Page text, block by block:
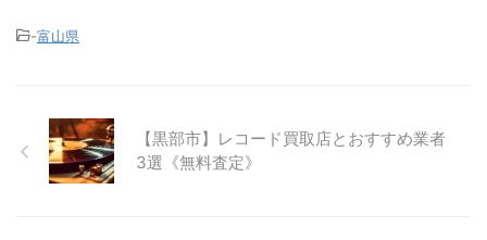
-富山県
【黒部市】レコード買取店とおすすめ業者
3選《無料査定》